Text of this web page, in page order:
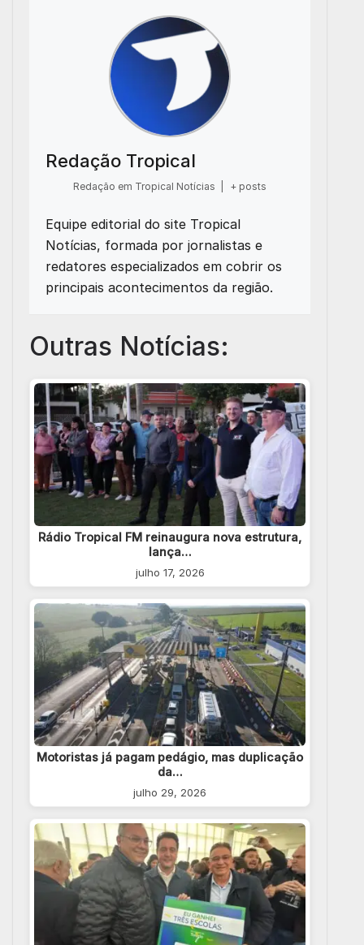
Redação Tropical
Redação em Tropical Notícias + posts
Equipe editorial do site Tropical
Notícias, formada por jornalistas e
redatores especializados em cobrir os
principais acontecimentos da região.
Outras Notícias:
Rádio Tropical FM reinaugura nova estrutura,
lança…
julho 17, 2026
Motoristas já pagam pedágio, mas duplicação
da…
julho 29, 2026